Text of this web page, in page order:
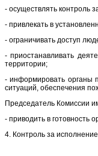
- осуществлять контроль
- привлекать в
- ограничивать доступ
- приостанавливать
территории;
- информировать органы
ситуаций, обеспечения
Председатель Комиссии
- приводить в готовность
4. Контроль за